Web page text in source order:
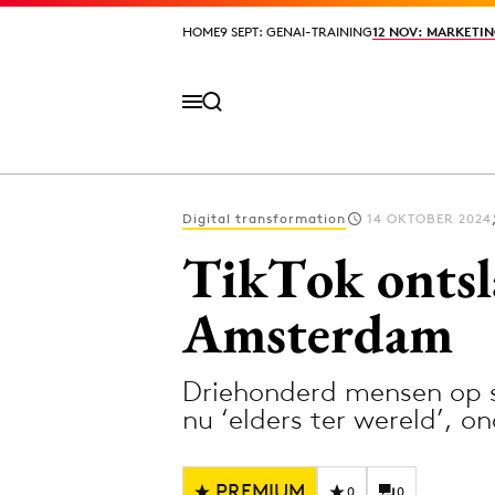
HOME9 SEPT: GENAI-TRAINING12 NOV:
HOME9 SEPT: GENAI-TRAINING12 NOV:
Design
Digital
Diversiteit
Digital transformation 14 OKTOBER 2024
TikTok
Amsterdam
Driehonderd mensen
nu ‘elders ter wereld’,
0 0